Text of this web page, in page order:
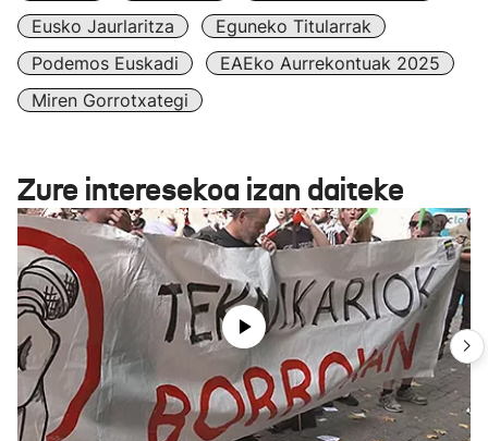
Eusko Jaurlaritza
Eguneko Titularrak
Podemos Euskadi
EAEko Aurrekontuak 2025
Miren Gorrotxategi
Zure interesekoa izan daiteke